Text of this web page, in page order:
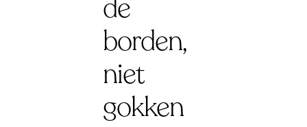
de
borden,
niet
gokken